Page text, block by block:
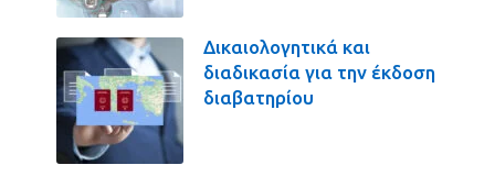
Δικαιολογητικά και
διαδικασία για την έκδοση
διαβατηρίου